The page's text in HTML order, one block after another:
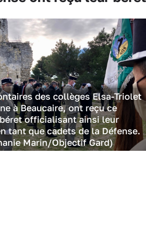
des collèges Elsa-Triolet
à Beaucaire, ont reçu ce
officialisant ainsi leur
tant que cadets de la Défense.
Marin/Objectif Gard)